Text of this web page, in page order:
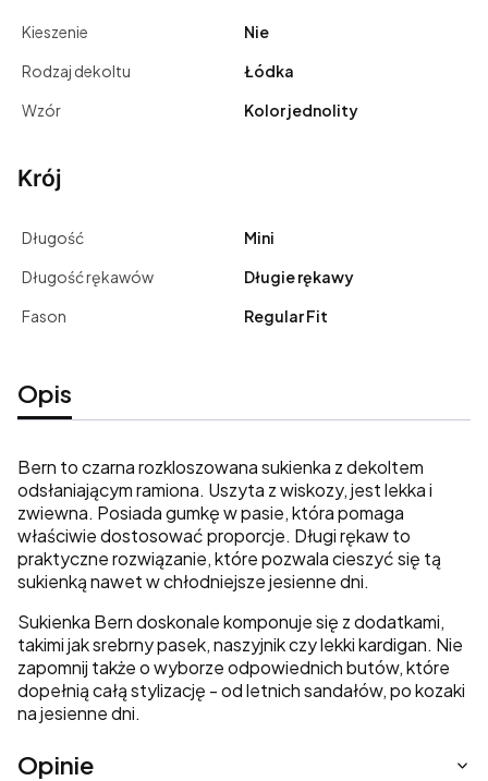
Kieszenie
Nie
Rodzaj dekoltu
Łódka
Wzór
Kolor jednolity
Krój
Długość
Mini
Długość rękawów
Długie rękawy
Fason
Regular Fit
Opis
Bern to czarna rozkloszowana sukienka z dekoltem
odsłaniającym ramiona. Uszyta z wiskozy, jest lekka i
zwiewna. Posiada gumkę w pasie, która pomaga
właściwie dostosować proporcje. Długi rękaw to
praktyczne rozwiązanie, które pozwala cieszyć się tą
sukienką nawet w chłodniejsze jesienne dni.
Sukienka Bern doskonale komponuje się z dodatkami,
takimi jak srebrny pasek, naszyjnik czy lekki kardigan. Nie
zapomnij także o wyborze odpowiednich butów, które
dopełnią całą stylizację - od letnich sandałów, po kozaki
na jesienne dni.
Opinie